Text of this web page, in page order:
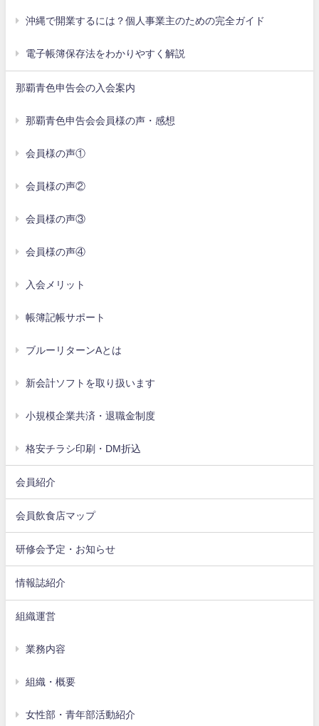
沖縄で開業するには？個人事業主のための完全ガイド
電子帳簿保存法をわかりやすく解説
那覇青色申告会の入会案内
那覇青色申告会会員様の声・感想
会員様の声①
会員様の声②
会員様の声③
会員様の声④
入会メリット
帳簿記帳サポート
ブルーリターンAとは
新会計ソフトを取り扱います
小規模企業共済・退職金制度
格安チラシ印刷・DM折込
会員紹介
会員飲食店マップ
研修会予定・お知らせ
情報誌紹介
組織運営
業務内容
組織・概要
女性部・青年部活動紹介